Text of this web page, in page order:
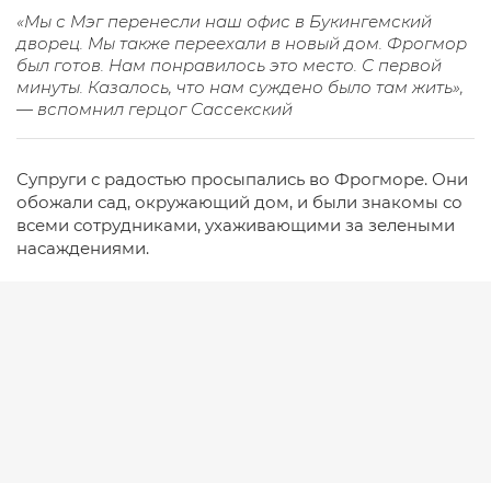
«Мы с Мэг перенесли наш офис в Букингемский
дворец. Мы также переехали в новый дом. Фрогмор
был готов. Нам понравилось это место. С первой
минуты. Казалось, что нам суждено было там жить»,
— вспомнил герцог Сассекский
Супруги с радостью просыпались во Фрогморе. Они
обожали сад, окружающий дом, и были знакомы со
всеми сотрудниками, ухаживающими за зелеными
насаждениями.